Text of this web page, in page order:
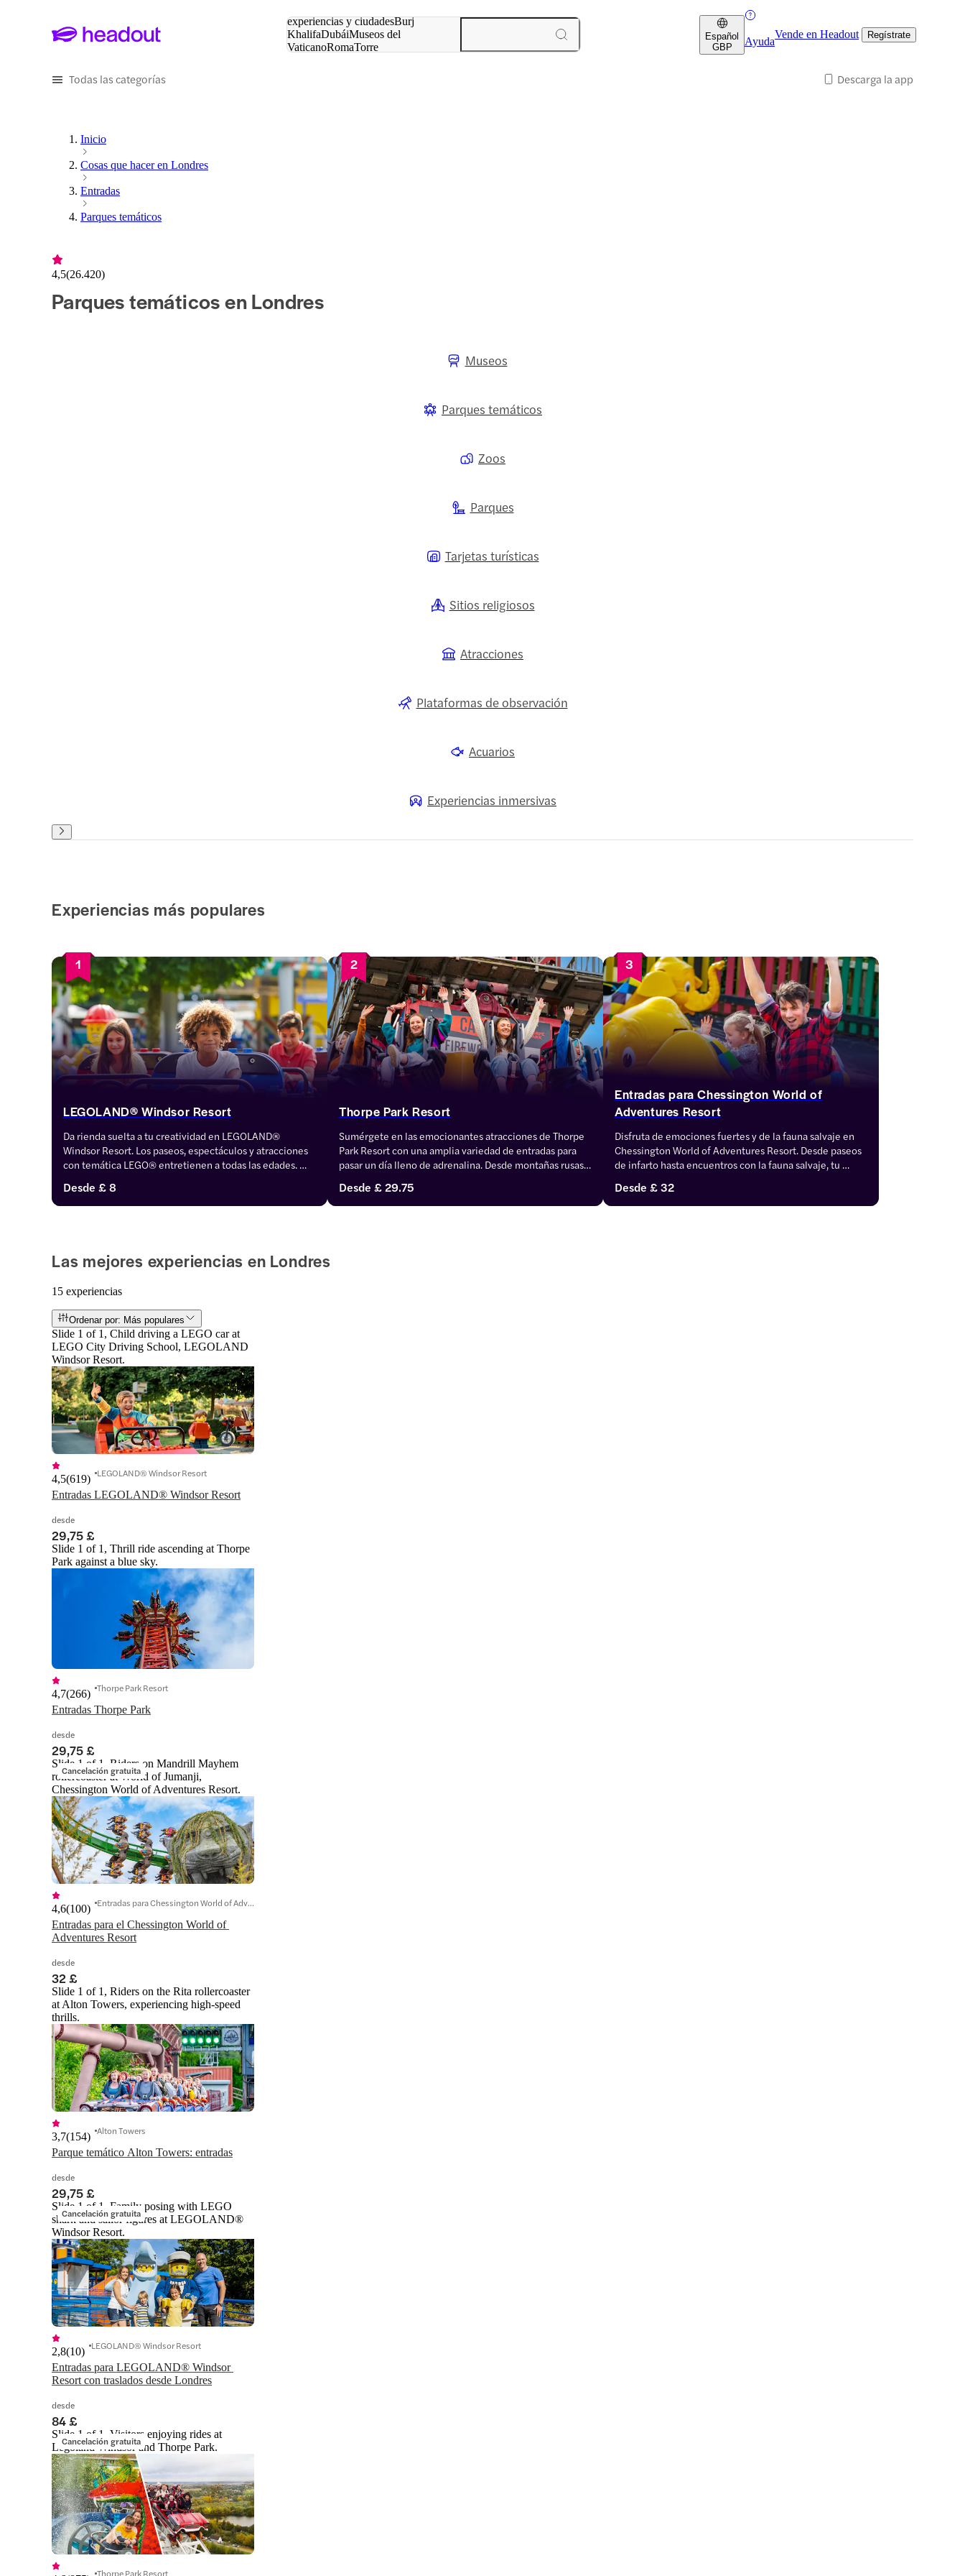
experiencias y ciudadesBurj
KhalifaDubáiMuseos del
VaticanoRomaTorre
Español
GBP
Ayuda
Vende en Headout Regístrate
Todas las categorías Descarga la app
Inicio
Cosas que hacer en Londres
Entradas
Parques temáticos
4,5(26.420)
Parques temáticos en Londres
Museos
Parques temáticos
Zoos
Parques
Tarjetas turísticas
Sitios religiosos
Atracciones
Plataformas de observación
Acuarios
Experiencias inmersivas
Experiencias más populares
1
LEGOLAND® Windsor Resort
Da rienda suelta a tu creatividad en LEGOLAND®
Windsor Resort. Los paseos, espectáculos y atracciones
con temática LEGO® entretienen a todas las edades.
atracciones, es un paraíso para los fans de LEGO®.
Consigue entradas para una aventura "brick-tástica".
Desde £ 8
2
Thorpe Park Resort
Sumérgete en las emocionantes atracciones de Thorpe
Park Resort con una amplia variedad de entradas para
pasar un día lleno de adrenalina. Desde montañas rusas
atracciones acuáticas y zonas temáticas como Amity
Cove y The Lost City, el parque ofrece diversión sin fin.
Desde £ 29.75
3
Entradas para Chessington World of
Adventures Resort
Disfruta de emociones fuertes y de la fauna salvaje en
Chessington World of Adventures Resort. Desde paseos
de infarto hasta encuentros con la fauna salvaje, tu
entradas.
Desde £ 32
Las mejores experiencias en Londres
15 experiencias
Ordenar por: Más populares
Slide 1 of 1, Child driving a LEGO car at
LEGO City Driving School, LEGOLAND
Windsor Resort.
Entradas LEGOLAND® Windsor Resort
4,5(619) LEGOLAND® Windsor Resort
desde
29,75 £
Slide 1 of 1, Thrill ride ascending at Thorpe
Park against a blue sky.
Entradas Thorpe Park
4,7(266) Thorpe Park Resort
desde
29,75 £
Cancelación gratuita
Slide 1 of 1, Riders on Mandrill Mayhem
rollercoaster at World of Jumanji,
Chessington World of Adventures Resort.
Entradas para el Chessington World of
Adventures Resort
4,6(100) Entradas para Chessington World of Adventures Resort
desde
32 £
Slide 1 of 1, Riders on the Rita rollercoaster
at Alton Towers, experiencing high-speed
thrills.
Parque temático Alton Towers: entradas
3,7(154) Alton Towers
desde
29,75 £
Cancelación gratuita
Slide 1 of 1, Family posing with LEGO
shark and sailor figures at LEGOLAND®
Windsor Resort.
Entradas para LEGOLAND® Windsor
Resort con traslados desde Londres
2,8(10) LEGOLAND® Windsor Resort
desde
84 £
Cancelación gratuita
Slide 1 of 1, Visitors enjoying rides at
Legoland Windsor and Thorpe Park.
Thorpe Park Resort